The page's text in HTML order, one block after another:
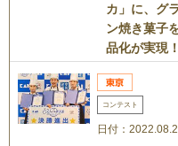
カ」に、グ
ン焼き菓子
品化が実現！
コンテスト
日付：